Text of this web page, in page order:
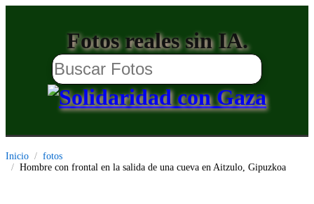
Fotos reales sin IA.
Inicio
fotos
Hombre con frontal en la salida de una cueva en Aitzulo, Gipuzkoa